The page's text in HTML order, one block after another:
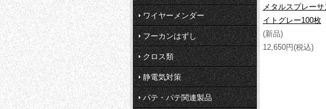
メタルスプレーサ
イトグレー100枚
(新品)
12,650円(税込)
ワイヤーメンダー
フーカンはずし
クロス類
静電気対策
パテ・パテ関連製品